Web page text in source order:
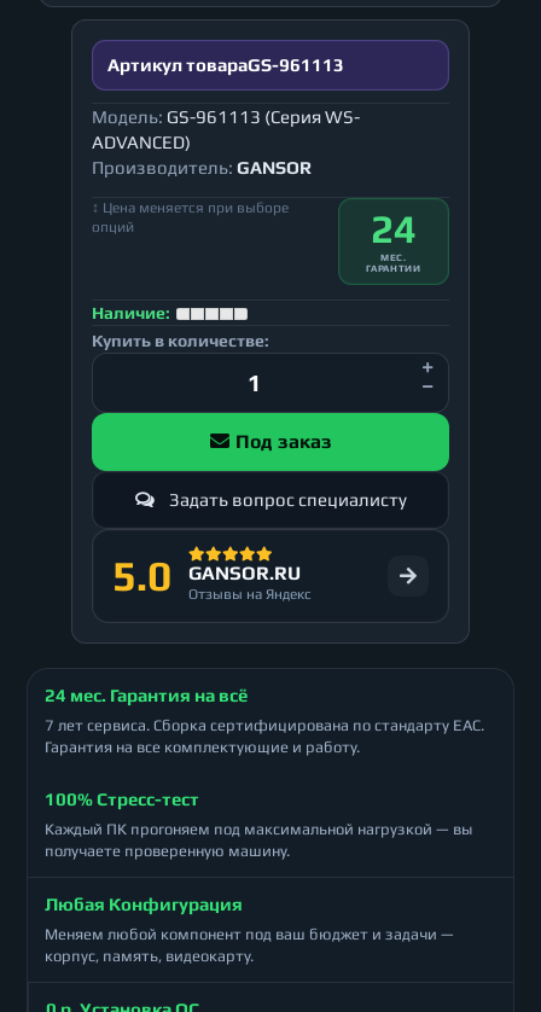
Артикул товараGS-961113
Модель: GS-961113 (Серия WS-
ADVANCED)
Производитель: GANSOR
↕ Цена меняется при выборе
опций
24
МЕС.
ГАРАНТИИ
Наличие:
Купить в количестве:
Под заказ
Задать вопрос специалисту
5.0 GANSOR.RU
Отзывы на Яндекс
24 мес. Гарантия на всё
7 лет сервиса. Сборка сертифицирована по стандарту ЕАС.
Гарантия на все комплектующие и работу.
100% Стресс-тест
Каждый ПК прогоняем под максимальной нагрузкой — вы
получаете проверенную машину.
Любая Конфигурация
Меняем любой компонент под ваш бюджет и задачи —
корпус, память, видеокарту.